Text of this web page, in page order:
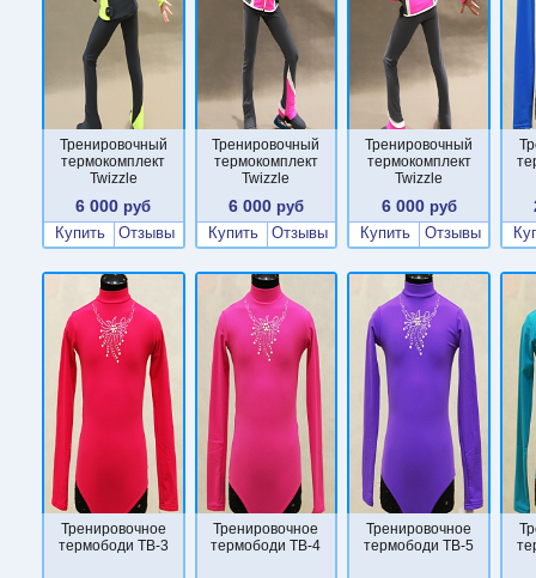
Тренировочный
термокомплект
Twizzle
6 000 руб
Купить
Отзывы
Тренировочный
термокомплект
Twizzle
6 000 руб
Купить
Отзывы
Тренировочный
термокомплект
Twizzle
6 000руб
Купить
Отзывы
Тренировочное
термободи TB-3
Тренировочное
термободи TB-4
Тренировочное
термободи TB-5